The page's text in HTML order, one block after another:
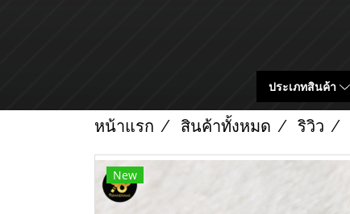
ประเภทสินค้า
หน้าแรก สินค้าทั้งหมด ริวิว
New